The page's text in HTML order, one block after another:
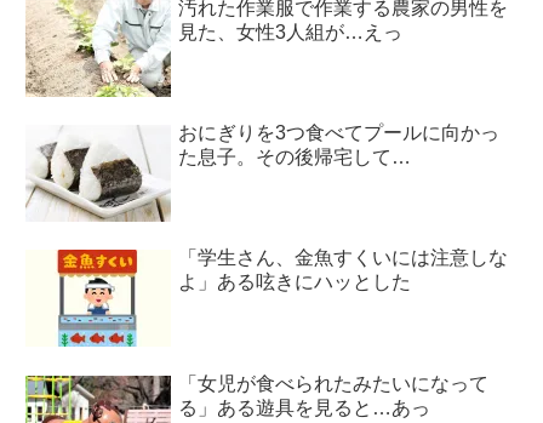
汚れた作業服で作業する農家の男性を
見た、女性3人組が…えっ
おにぎりを3つ食べてプールに向かっ
た息子。その後帰宅して…
「学生さん、金魚すくいには注意しな
よ」ある呟きにハッとした
「女児が食べられたみたいになって
る」ある遊具を見ると…あっ